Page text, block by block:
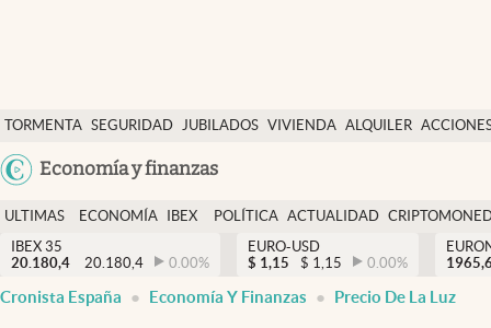
TORMENTA SEGURIDAD JUBILADOS VIVIENDA ALQUILER
USA
Colombia
Economía y finanzas
Economía y finanzas
Política
Actualidad
Criptomonedas
España
ULTIMAS
NOTICIAS
ECONOMÍA
FINANZAS
IBEX
EURO
POLÍTICA ACTUALIDAD
IBEX 35
20.180,4
20.180,4 0.00%
EURO-USD
$ 1,15 $ 1,15 0.00%
Cronista España Economía Y Finanzas Precio De La Luz